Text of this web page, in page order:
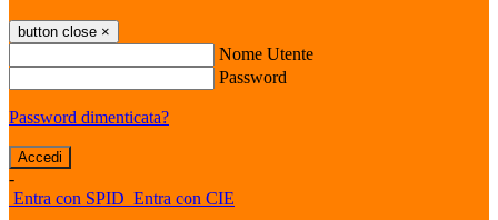
button close ×
Nome Utente
Password
Password dimenticata?
-
Entra con SPID Entra con CIE